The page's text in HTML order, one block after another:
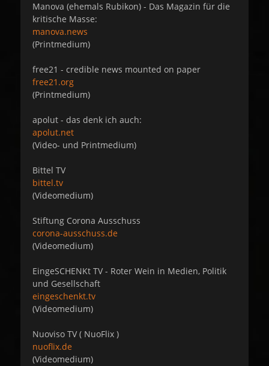
Manova (ehemals Rubikon) - Das Magazin für die
kritische Masse:
manova.news
(Printmedium)
free21 - credible news mounted on paper
free21.org
(Printmedium)
apolut - das denk ich auch:
apolut.net
(Video- und Printmedium)
Bittel TV
bittel.tv
(Videomedium)
Stiftung Corona Ausschuss
corona-ausschuss.de
(Videomedium)
EingeSCHENKt TV - Roter Wein in Medien, Politik
und Gesellschaft
eingeschenkt.tv
(Videomedium)
Nuoviso TV ( NuoFlix )
nuoflix.de
(Videomedium)